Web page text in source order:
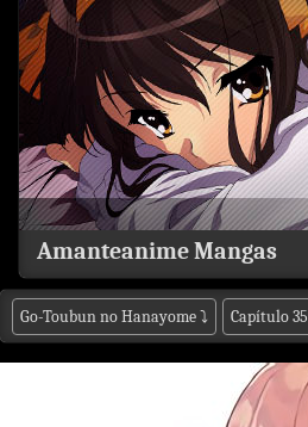
Amanteanime Mangas
Go-Toubun no Hanayome⤵ Capítulo 35